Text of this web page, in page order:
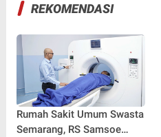
REKOMENDASI
Rumah Sakit Umum Swasta
Semarang, RS Samsoe